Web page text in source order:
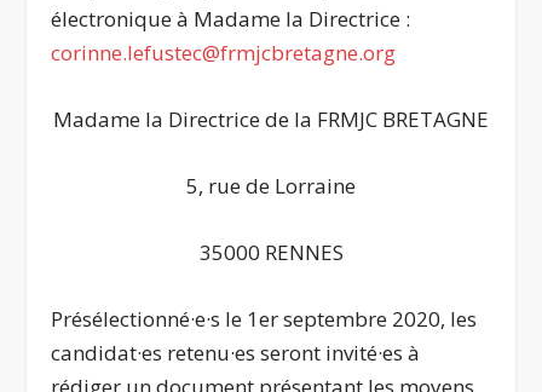
électronique à Madame la Directrice :
corinne.lefustec@frmjcbretagne.org
Madame la Directrice de la FRMJC BRETAGNE
5, rue de Lorraine
35000 RENNES
Présélectionné·e·s le 1er septembre 2020, les
candidat·es retenu·es seront invité·es à